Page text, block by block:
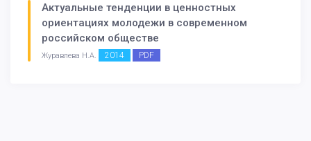
Актуальные тенденции в ценностных
ориентациях молодежи в современном
российском обществе
Журавлева Н.А. 2014 PDF